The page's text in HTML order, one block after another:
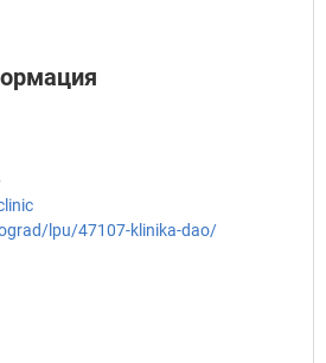
lpu/47107-klinika-dao/